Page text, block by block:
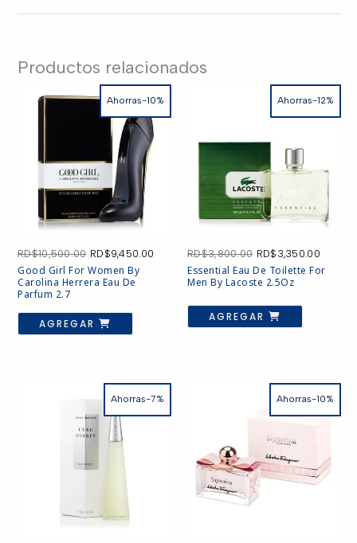
Productos relacionados
Ahorras-10%
RD$10,500.00 El
precio
original
RD$9,450.00
precio
actual
RD$9,450.00.
Good Girl For Women By
Carolina Herrera Eau De
Parfum 2.7
AGREGAR
Ahorras-12%
RD$3,800.00 El
precio
original
RD$3,800.00.
RD$3,350.00El
precio
actual
Essential Eau De Toilette For
Men By Lacoste 2.5Oz
AGREGAR
Ahorras-7% Ahorras-10%